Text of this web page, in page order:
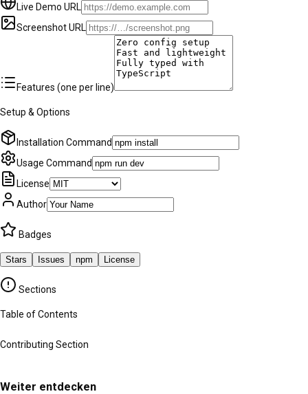
Live Demo URL
Screenshot URL
Features (one per line)
Setup & Options
Installation Command
Usage Command
License
Author
Badges
Stars Issues npm License
Sections
Table of Contents
Contributing Section
Weiter entdecken